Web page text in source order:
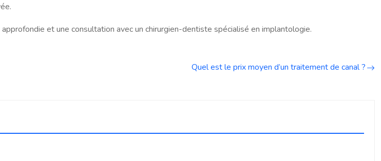
et une consultation avec un chirurgien-dentiste spécialisé en implantologie.
Quel est le prix moyen d’un traitement de canal ?